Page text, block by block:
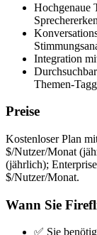
Hochgenaue
Integration
Themen-
Preise
Kostenloser Plan
$/Nutzer/Monat
(jährlich);
$/Nutzer/Monat.
Wann Sie
✅ Sie